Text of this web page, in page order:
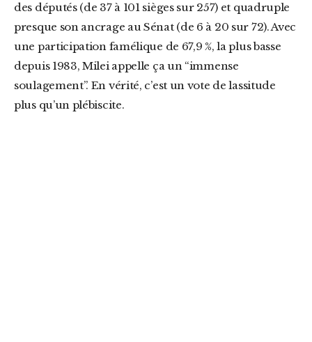
des députés (de 37 à 101 sièges sur 257) et quadruple
presque son ancrage au Sénat (de 6 à 20 sur 72). Avec
une participation famélique de 67,9 %, la plus basse
depuis 1983, Milei appelle ça un “immense
soulagement”. En vérité, c’est un vote de lassitude
plus qu’un plébiscite.